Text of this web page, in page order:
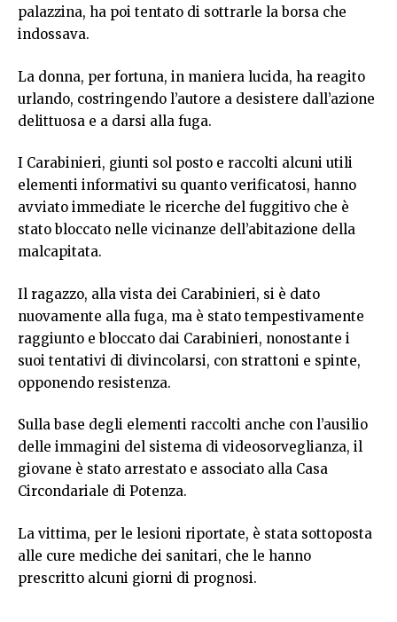
palazzina, ha poi tentato di sottrarle la borsa che
indossava.
La donna, per fortuna, in maniera lucida, ha reagito
urlando, costringendo l’autore a desistere dall’azione
delittuosa e a darsi alla fuga.
I Carabinieri, giunti sol posto e raccolti alcuni utili
elementi informativi su quanto verificatosi, hanno
avviato immediate le ricerche del fuggitivo che è
stato bloccato nelle vicinanze dell’abitazione della
malcapitata.
Il ragazzo, alla vista dei Carabinieri, si è dato
nuovamente alla fuga, ma è stato tempestivamente
raggiunto e bloccato dai Carabinieri, nonostante i
suoi tentativi di divincolarsi, con strattoni e spinte,
opponendo resistenza.
Sulla base degli elementi raccolti anche con l’ausilio
delle immagini del sistema di videosorveglianza, il
giovane è stato arrestato e associato alla Casa
Circondariale di Potenza.
La vittima, per le lesioni riportate, è stata sottoposta
alle cure mediche dei sanitari, che le hanno
prescritto alcuni giorni di prognosi.